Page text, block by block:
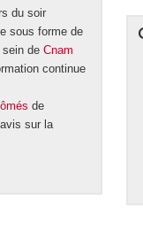
du soir
sous forme de
sein deCnam
continue
de
sur la